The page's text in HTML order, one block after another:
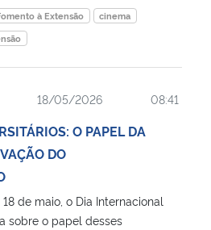
à Extensão
cinema
18/05/2026 08:41
O PAPEL DA
DO
de maio, o Dia Internacional
sobre o papel desses